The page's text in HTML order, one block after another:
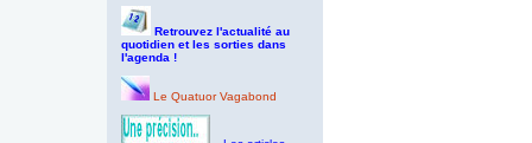
Retrouvez l'actualité au
quotidien et les sorties dans
l'agenda !
Le Quatuor Vagabond